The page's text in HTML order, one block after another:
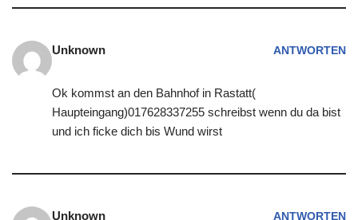
Unknown ANTWORTEN
Ok kommst an den Bahnhof in Rastatt(
Haupteingang)017628337255 schreibst wenn du da bist
und ich ficke dich bis Wund wirst
Unknown ANTWORTEN